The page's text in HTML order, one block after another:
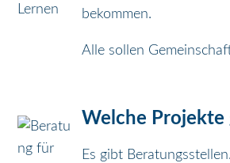
bekommen.
Alle sollen
Welche Projekte
Es gibt Beratungsstellen.